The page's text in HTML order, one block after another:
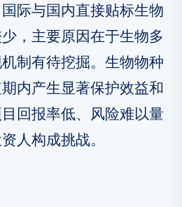
际与国内直接贴标生物
，主要原因在于生物多
制有待挖掘。生物物种
内产生显著保护效益和
回报率低、风险难以量
人构成挑战。